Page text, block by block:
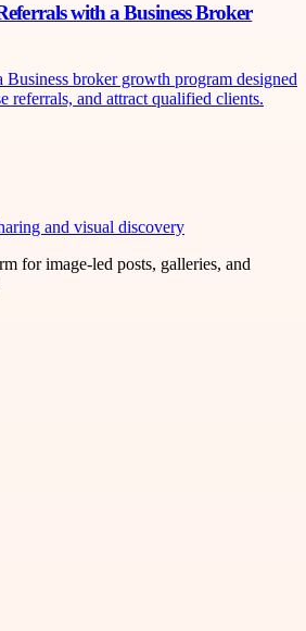
with a Business Broker
Business broker growth program designed
referrals, and attract qualified clients.
and visual discovery
for image-led posts, galleries, and